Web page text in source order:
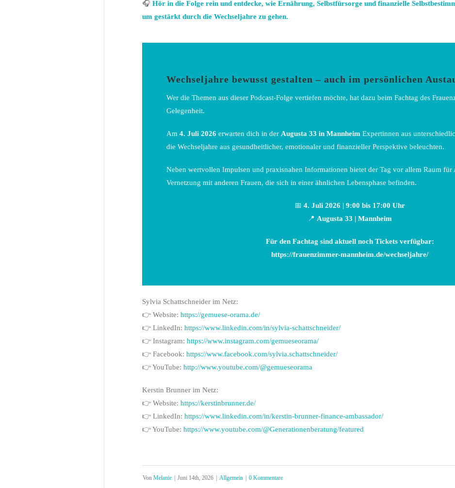
🎧 Hör in die Folge rein und entdecke, wie Ernährung, Selbstfürsorge und finanzielle
um gestärkt durch die Wechseljahre zu gehen.
Wechseljahre bewusst gestalten – auch im persönlichen
Wer die Themen aus dieser Podcast-Folge vertiefen möchte, hat dazu beim Fachtag des
Gelegenheit.
Am 4. Juli 2026 erwarten dich in der Augusta 33 in Mannheim Expertinnen aus
die Wechseljahre aus gesundheitlicher, emotionaler und finanzieller Perspektive beleuchten.
Neben wertvollen Impulsen und praxisnahen Informationen bietet der Tag vor allem Raum für
Vernetzung mit anderen Frauen, die sich in einer ähnlichen Lebensphase befinden.
📅4. Juli 2026 | 9:00 bis 17:00 Uhr
📍 Augusta 33 | Mannheim
Für den Fachtag sind aktuell noch Tickets verfügbar:
https://frauenzimmer-mannheim.de/wechseljahre/
Sylvia Schattschneider im Netz:
👉 Website: https://gemuese-orama.de/
👉 LinkedIn: https://www.linkedin.com/in/sylvia-schattschneider/
👉 Instagram: https://www.instagram.com/gemueseorama/
👉 Facebook: https://www.facebook.com/sylvia.schattschneider/
👉 YouTube: http://www.youtube.com/@gemueseorama
Kerstin Brunner im Netz:
👉 Website: https://kerstinbrunner.de/
👉 LinkedIn: https://www.linkedin.com/in/kerstin-brunner-finance-ambassador/
👉 YouTube: https://www.youtube.com/@Generationenberatung/featured
VonMelanie | Juni 14th, 2026 | Allgemein | 0 Kommentare